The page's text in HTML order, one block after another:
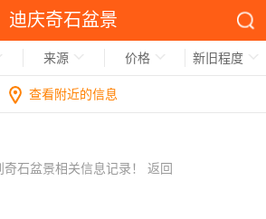
迪庆奇石盆景
来源 价格 新旧程度
查看附近的信息
奇石盆景相关信息记录！ 返回